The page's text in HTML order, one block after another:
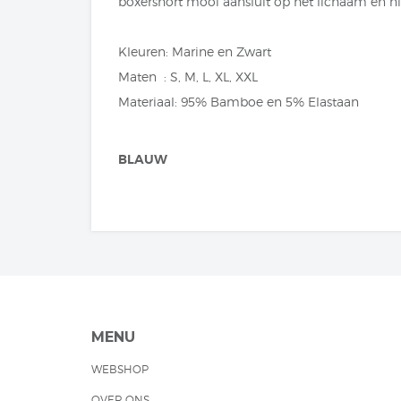
Kleuren: Marine en Zwart
Maten : S, M, L, XL, XXL
Materiaal: 95% Bamboe en 5% Elastaan
BLAUW
MENU
WEBSHOP